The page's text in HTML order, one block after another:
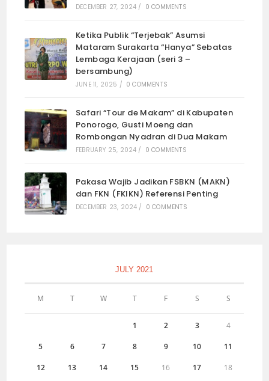
DECEMBER 27, 2024 / 0 COMMENTS
Ketika Publik “Terjebak” Asumsi
Mataram Surakarta “Hanya” Sebatas
Lembaga Kerajaan (seri 3 –
bersambung)
JUNE 11, 2025 / 0 COMMENTS
Safari “Tour de Makam” di Kabupaten
Ponorogo, Gusti Moeng dan
Rombongan Nyadran di Dua Makam
FEBRUARY 25, 2024 / 0 COMMENTS
Pakasa Wajib Jadikan FSBKN (MAKN)
dan FKN (FKIKN) Referensi Penting
DECEMBER 23, 2024 / 0 COMMENTS
JULY 2021
M T W T F S S
1 2 3 4
5 6 7 8 9 10 11
12 13 14 15 16 17 18